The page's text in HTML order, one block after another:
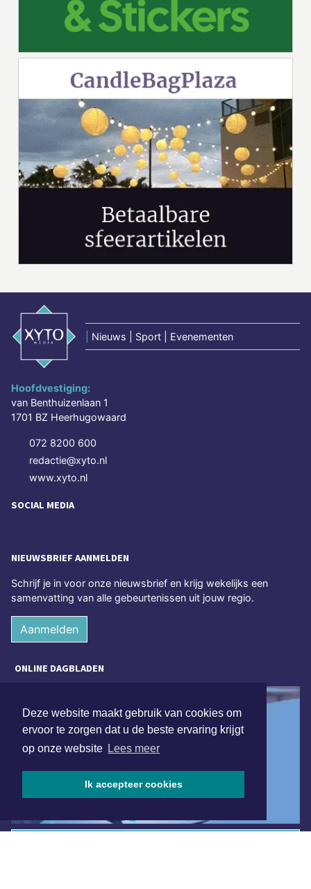
Deze website maakt gebruik van cookies om
ervoor te zorgen dat u de beste ervaring krijgt
op onze website Lees meer
Ik accepteer cookies
Nieuws | Sport | Evenementen
Hoofdvestiging:
van Benthuizenlaan 1
1701 BZ Heerhugowaard
072 8200 600
redactie@xyto.nl
www.xyto.nl
SOCIAL MEDIA
NIEUWSBRIEF AANMELDEN
Schrijf je in voor onze nieuwsbrief en krijg wekelijks een
samenvatting van alle gebeurtenissen uit jouw regio.
Aanmelden
ONLINE DAGBLADEN